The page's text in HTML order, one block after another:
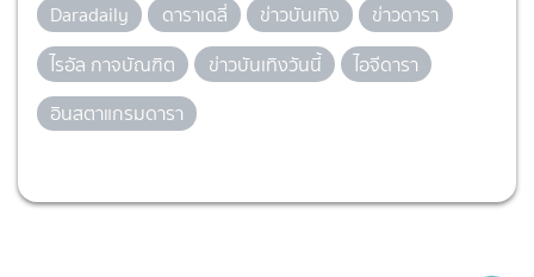
Daradaily ดาราเดลี่ ข่าวบันเทิง
ข่าวดารา
ไรอัล กาจบัณฑิต
ข่าวบันเทิงวันนี้
ไอจีดารา
อินสตาแกรมดารา